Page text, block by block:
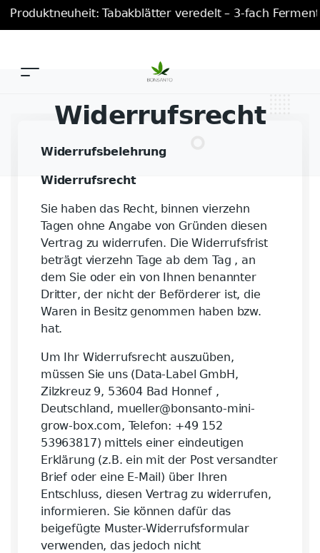
Tabakblätter veredelt – 3-fach
Widerrufsrecht
Widerrufsbelehrung
Widerrufsrecht
Sie haben das Recht, binnen vierzehn
Tagen ohne Angabe von Gründen diesen
Vertrag zu widerrufen. Die Widerrufsfrist
beträgt vierzehn Tage ab dem Tag , an
dem Sie oder ein von Ihnen benannter
Dritter, der nicht der Beförderer ist, die
Waren in Besitz genommen haben bzw.
hat.
Um Ihr Widerrufsrecht auszuüben,
müssen Sie uns (Data-Label GmbH,
Zilzkreuz 9, 53604 Bad Honnef ,
Deutschland, mueller@bonsanto-mini-
grow-box.com, Telefon: +49 152
53963817) mittels einer eindeutigen
Erklärung (z.B. ein mit der Post versandter
Brief oder eine E-Mail) über Ihren
Entschluss, diesen Vertrag zu widerrufen,
informieren. Sie können dafür das
beigefügte Muster-Widerrufsformular
verwenden, das jedoch nicht